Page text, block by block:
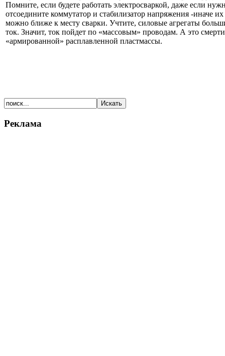
Помните, если будете работать электросваркой, даже если
отсоедините коммутатор и стабилизатор напряжения -иначе
можно ближе к месту сварки. Учтите, силовые агрегаты
ток. Значит, ток пойдет по «массовым» проводам. А это
«армированной» расплавленной пластмассы.
Реклама